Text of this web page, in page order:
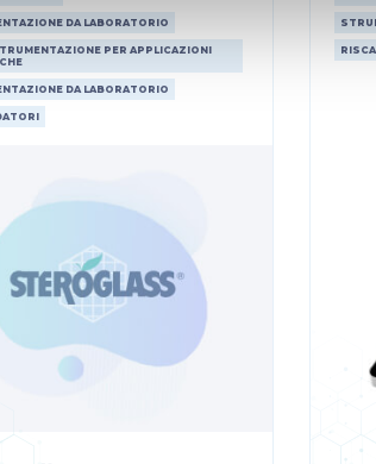
DA LABORATORIO
PER APPLICAZIONI
DA LABORATORIO